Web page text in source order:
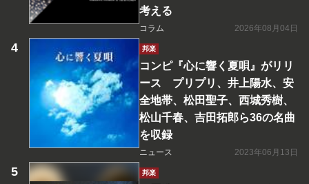
考える
コラム 2026年08月04日
邦楽
コンピ『心に響く夏唄』がリリ
ース プリプリ、井上陽水、安
全地帯、松田聖子、西城秀樹、
松山千春、吉田拓郎ら36の名曲
を収録
ニュース 2023年06月13日
邦楽